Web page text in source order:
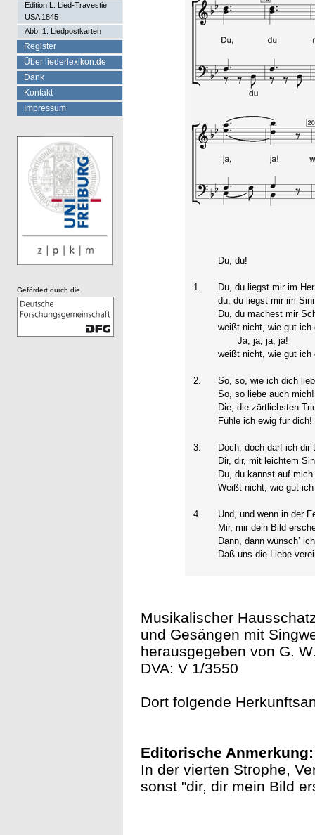
Du, du!
1.
Du, du liegst mir im
du, du liegst mir im
Du, du machest mir
weißt nicht, wie gut ich
Ja, ja, ja, ja!
weißt nicht, wie gut ich
2.
So, so, wie ich dich
So, so liebe auch mich!
Die, die zärtlichsten
Fühle ich ewig für
3.
Doch, doch darf ich dir
Dir, dir, mit leichtem
Du, du kannst auf
Weißt nicht, wie gut
4.
Und, und wenn in der
Mir, mir dein Bild
Dann, dann wünsch’
Daß uns die Liebe
Musikalischer
und Gesängen mit
herausgegeben von G.
DVA: V 1/3550
Dort folgende
Editorische Anmerkung:
In der vierten Strophe,
sonst "dir, dir mein Bild
Edition L: Lied-Travestie
USA 1845
Abb. 1: Liedpostkarten
Register
Über liederlexikon.de
Dank
Kontakt
Impressum
Gefördert durch die